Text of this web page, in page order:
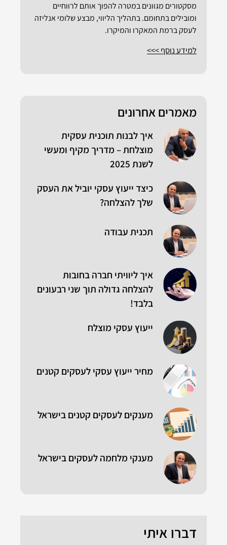
מסקטורים מגוונים במטרה להפוך אותם לרווחיים
ומובילים בתחומם. בתהליך הליווי, מבצע שלומי אנליזה
לעסק ברמת המאקרו והמיקרו.
למידע נוסף >>>
מאמרים אחרונים
איך לבנות תוכנית עסקית
מוצלחת – מדריך מקיף ומעשי
לשנת 2025
כיצד ייעוץ עסקי יוביל את העסק
שלך להצלחה?
תכנית עבודה
איך ליוויתי חברה בחובות
להצלחה גדולה תוך שני רבעונים
בלבד!
ייעוץ עסקי מוצלח
מחיר ייעוץ עסקי לעסקים קטנים
מענקים לעסקים קטנים בישראל
מענקי מלחמה לעסקים בישראל
דברו איתי